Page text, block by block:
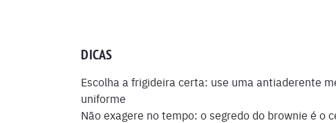
DICAS
Escolha a frigideira certa: use uma antiaderente
uniforme
Não exagere no tempo: o segredo do brownie é o